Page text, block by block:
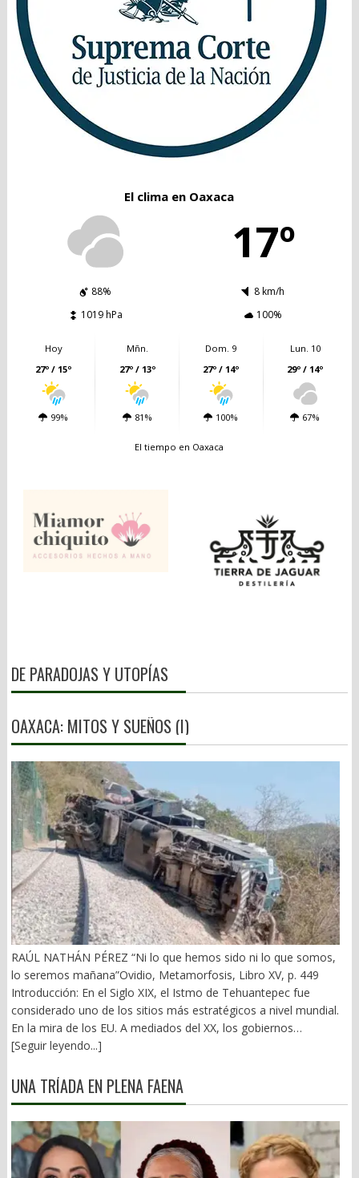
El clima en Oaxaca
17º
88%
8 km/h
1019 hPa
100%
Hoy
27º / 15º
99%
Mñn.
27º / 13º
81%
Dom. 9
27º / 14º
100%
Lun. 10
29º / 14º
67%
El tiempo en Oaxaca
DE PARADOJAS Y UTOPÍAS
OAXACA: MITOS Y SUEÑOS (I)
RAÚL NATHÁN PÉREZ “Ni lo que hemos sido ni lo que somos,
lo seremos mañana”Ovidio, Metamorfosis, Libro XV, p. 449
Introducción: En el Siglo XIX, el Istmo de Tehuantepec fue
considerado uno de los sitios más estratégicos a nivel mundial.
En la mira de los EU. A mediados del XX, los gobiernos
emanados del PRI iniciaron una serie de proyectos, todos
Transístmico, Proyecto Alfa-Omega, Plan Puebla-Panamá y
por la corrupción y la complicidad. Sobre la vieja vía inaugurada
por el general Porfirio Díaz (1907), se montaron nuevas vías. En
2026 sigue siendo un fiasco. 1).- La primera falacia Se ha dicho
[Seguir leyendo...]
UNA TRÍADA EN PLENA FAENA